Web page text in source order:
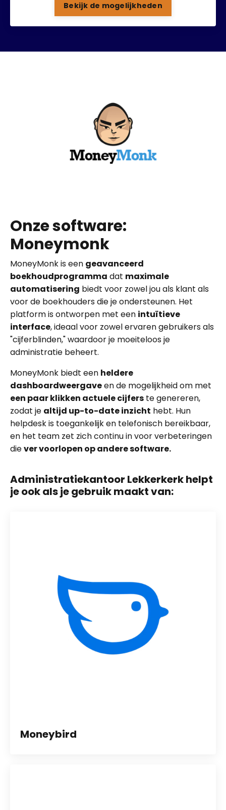
Bekijk de mogelijkheden
Onze software:
Moneymonk
MoneyMonk is een geavanceerd
boekhoudprogramma dat maximale
automatisering biedt voor zowel jou als klant als
voor de boekhouders die je ondersteunen. Het
platform is ontworpen met een intuïtieve
interface, ideaal voor zowel ervaren gebruikers als
"cijferblinden," waardoor je moeiteloos je
administratie beheert.
MoneyMonk biedt een heldere
dashboardweergaveen de mogelijkheid om met
een paar klikken actuele cijfers te genereren,
zodat je altijd up-to-date inzicht hebt. Hun
helpdesk is toegankelijk en telefonisch bereikbaar,
en het team zet zich continu in voor verbeteringen
diever voorlopen op andere software.
Administratiekantoor Lekkerkerk helpt
je ook als je gebruik maakt van:
Moneybird